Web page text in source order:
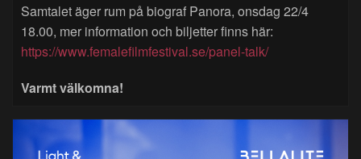
Samtalet äger rum på biograf Panora, onsdag 22/4
18.00, mer information och biljetter finns här:
https://www.femalefilmfestival.se/panel-talk/
Varmt välkomna!